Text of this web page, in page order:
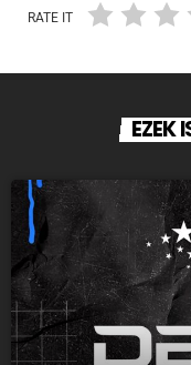
RATE IT
EZEK